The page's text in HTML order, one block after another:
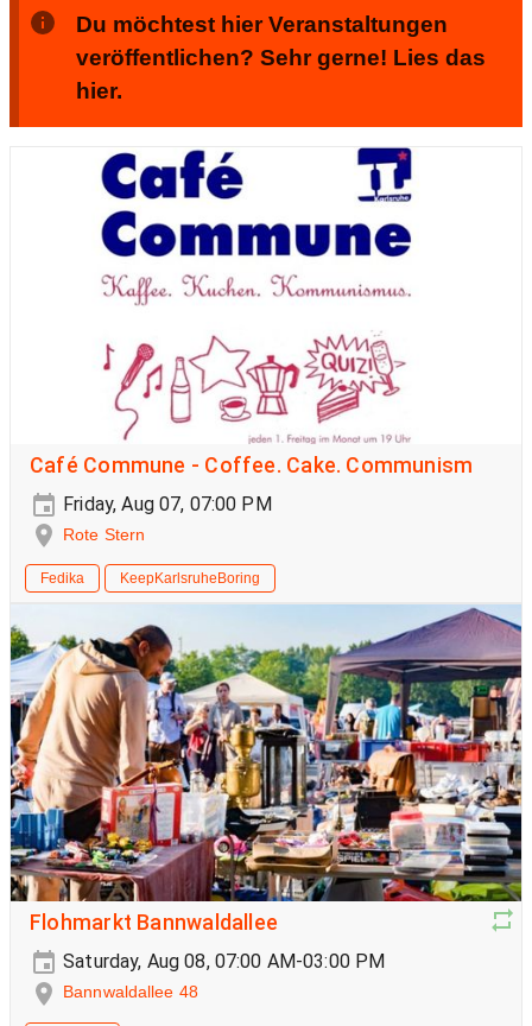
Du möchtest hier Veranstaltungen
veröffentlichen? Sehr gerne! Lies das
hier.
Café Commune - Coffee. Cake. Communism
Friday, Aug 07, 07:00 PM
Rote Stern
Fedika KeepKarlsruheBoring
Flohmarkt Bannwaldallee
Saturday, Aug 08, 07:00 AM-03:00 PM
Bannwaldallee 48